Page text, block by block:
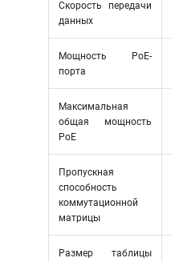
Скорость передачи
данных
Мощность PoE-
порта
Максимальная
общая мощность
РоЕ
Пропускная
способность
коммутационной
матрицы
Размер таблицы